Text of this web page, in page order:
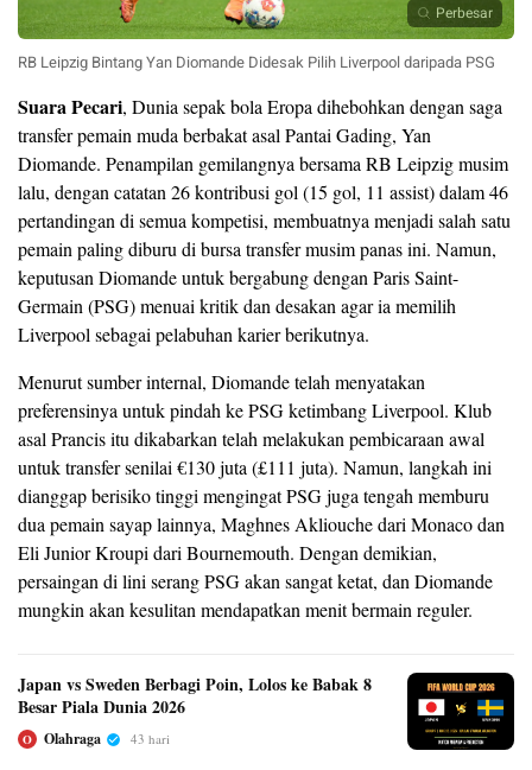
Perbesar
RB Leipzig Bintang Yan Diomande Didesak Pilih Liverpool daripada PSG
Suara Pecari, Dunia sepak bola Eropa dihebohkan dengan saga
transfer pemain muda berbakat asal Pantai Gading, Yan
Diomande. Penampilan gemilangnya bersama RB Leipzig musim
lalu, dengan catatan 26 kontribusi gol (15 gol, 11 assist) dalam 46
pertandingan di semua kompetisi, membuatnya menjadi salah satu
pemain paling diburu di bursa transfer musim panas ini. Namun,
keputusan Diomande untuk bergabung dengan Paris Saint-
Germain (PSG) menuai kritik dan desakan agar ia memilih
Liverpool sebagai pelabuhan karier berikutnya.
Menurut sumber internal, Diomande telah menyatakan
preferensinya untuk pindah ke PSG ketimbang Liverpool. Klub
asal Prancis itu dikabarkan telah melakukan pembicaraan awal
untuk transfer senilai €130 juta (£111 juta). Namun, langkah ini
dianggap berisiko tinggi mengingat PSG juga tengah memburu
dua pemain sayap lainnya, Maghnes Akliouche dari Monaco dan
Eli Junior Kroupi dari Bournemouth. Dengan demikian,
persaingan di lini serang PSG akan sangat ketat, dan Diomande
mungkin akan kesulitan mendapatkan menit bermain reguler.
Japan vs Sweden Berbagi Poin, Lolos ke Babak 8
Besar Piala Dunia 2026
O Olahraga 43 hari